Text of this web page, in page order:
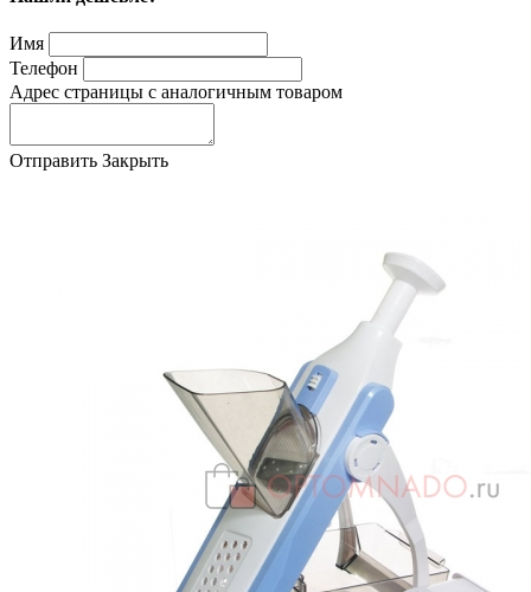
Имя
Телефон
Адрес страницы с аналогичным товаром
Отправить Закрыть